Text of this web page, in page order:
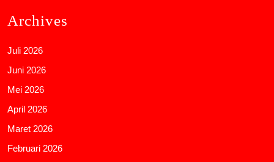
Archives
Juli 2026
Juni 2026
Mei 2026
April 2026
Maret 2026
Februari 2026